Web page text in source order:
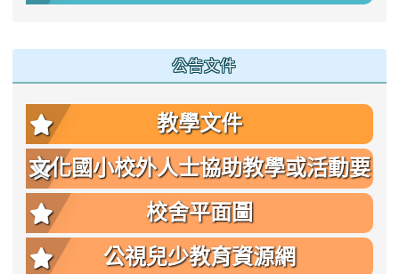
公告文件
教學文件
文化國小校外人士協助教學或活動要
點
校舍平面圖
公視兒少教育資源網